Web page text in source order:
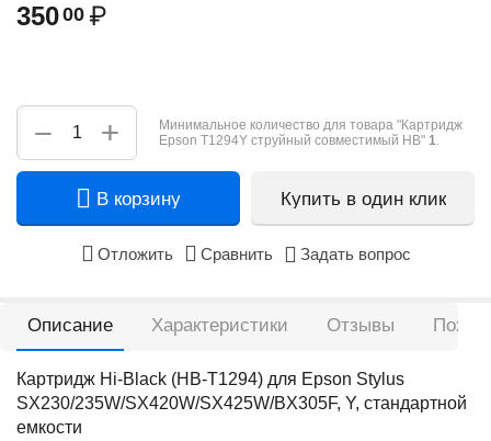
35000 ₽
+
−
Минимальное количество для товара "Картридж
Epson T1294Y струйный совместимый HB" 1.
В корзину Купить в один клик
Отложить Сравнить Задать вопрос
Описание Характеристики Отзывы
Картридж Hi-Black (HB-T1294) для Epson Stylus
SX230/235W/SX420W/SX425W/BX305F, Y, стандартной
емкости